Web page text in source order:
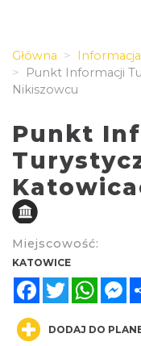
Główna
Punkt Informacji
Nikiszowcu
Punkt
Miejscowość:
KATOWICE
FacebookTwitter
DODAJ DO